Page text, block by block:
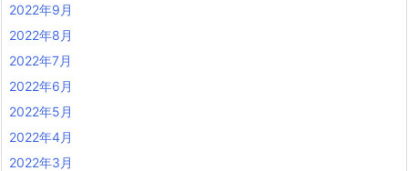
2022年9月
2022年8月
2022年7月
2022年6月
2022年5月
2022年4月
2022年3月